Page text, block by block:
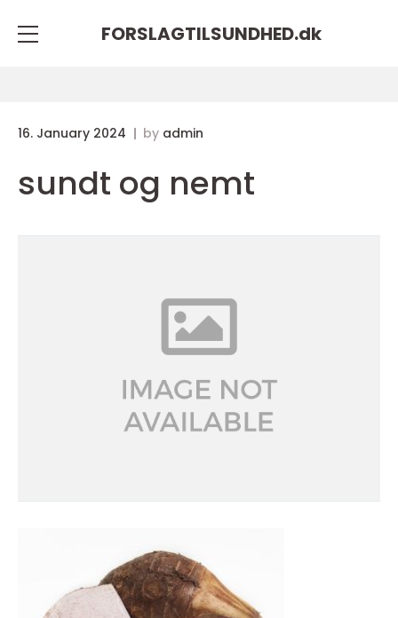
FORSLAGTILSUNDHED.dk
16. January 2024 by admin
sundt og nemt